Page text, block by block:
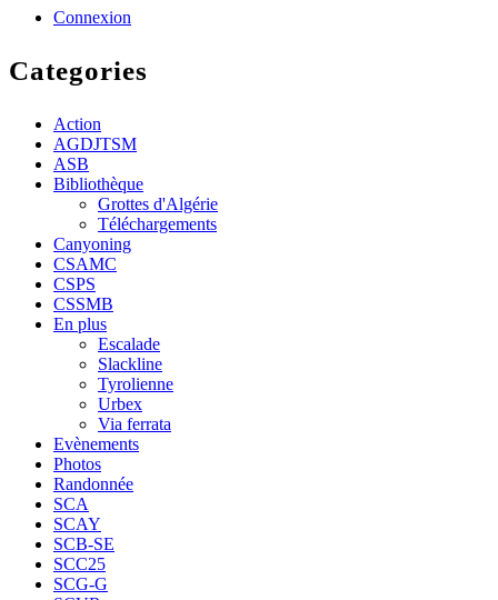
Connexion
Categories
Action
AGDJTSM
ASB
Bibliothèque
Grottes d'Algérie
Téléchargements
Canyoning
CSAMC
CSPS
CSSMB
En plus
Escalade
Slackline
Tyrolienne
Urbex
Via ferrata
Evènements
Photos
Randonnée
SCA
SCAY
SCB-SE
SCC25
SCG-G